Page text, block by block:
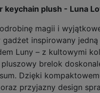
keychain plush - Luna
magii i
gadżet inspirowany
Luny – z kultowymi
brelok
Dzięki
przyjazny design